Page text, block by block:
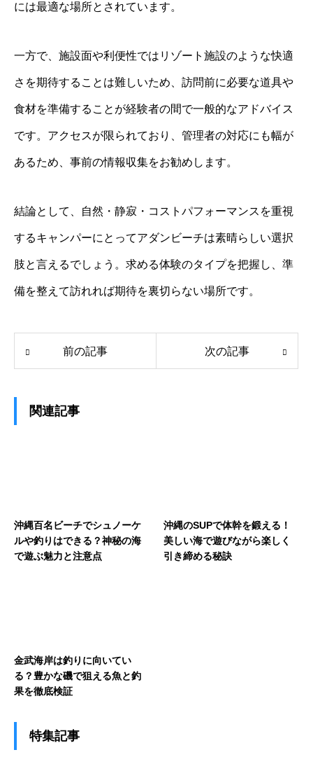
には最適な場所とされています。
一方で、施設面や利便性ではリゾート施設のような快適
さを期待することは難しいため、訪問前に必要な道具や
食材を準備することが経験者の間で一般的なアドバイス
です。アクセスが限られており、管理者の対応にも幅が
あるため、事前の情報収集をお勧めします。
結論として、自然・静寂・コストパフォーマンスを重視
するキャンパーにとってアダンビーチは素晴らしい選択
肢と言えるでしょう。求める体験のタイプを把握し、準
備を整えて訪れれば期待を裏切らない場所です。
前の記事 次の記事
関連記事
沖縄百名ビーチでシュノーケ
ルや釣りはできる？神秘の海
で遊ぶ魅力と注意点
沖縄のSUPで体幹を鍛える！
美しい海で遊びながら楽しく
引き締める秘訣
金武海岸は釣りに向いてい
る？豊かな磯で狙える魚と釣
果を徹底検証
特集記事